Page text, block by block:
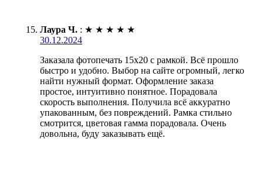
Лаура Ч. : ★ ★ ★ ★ ★
30.12.2024
Заказала фотопечать 15х20 с рамкой. Всё прошло
быстро и удобно. Выбор на сайте огромный, легко
найти нужный формат. Оформление заказа
простое, интуитивно понятное. Порадовала
скорость выполнения. Получила всё аккуратно
упакованным, без повреждений. Рамка стильно
смотрится, цветовая гамма порадовала. Очень
довольна, буду заказывать ещё.